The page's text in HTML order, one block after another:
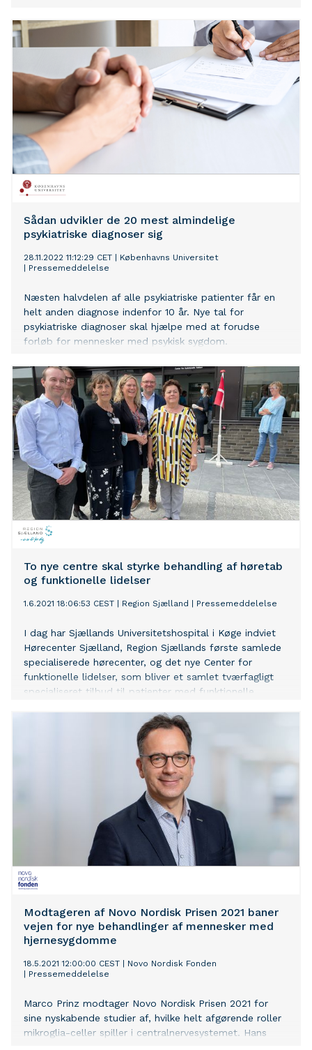
Sådan udvikler de 20 mest almindelige
psykiatriske diagnoser sig
28.11.2022 11:12:29 CET
Københavns Universitet
Pressemeddelelse
Næsten halvdelen af alle psykiatriske patienter får en
helt anden diagnose indenfor 10 år. Nye tal for
psykiatriske diagnoser skal hjælpe med at forudse
forløb for mennesker med psykisk sygdom.
To nye centre skal styrke behandling af høretab
og funktionelle lidelser
1.6.2021 18:06:53 CEST Region Sjælland Pressemeddelelse
I dag har Sjællands Universitetshospital i Køge indviet
Hørecenter Sjælland, Region Sjællands første samlede
specialiserede hørecenter, og det nye Center for
funktionelle lidelser, som bliver et samlet tværfagligt
specialiseret tilbud til patienter med funktionelle
Modtageren af Novo Nordisk Prisen 2021 baner
vejen for nye behandlinger af mennesker med
hjernesygdomme
18.5.2021 12:00:00 CEST
Novo Nordisk Fonden
Pressemeddelelse
Marco Prinz modtager Novo Nordisk Prisen 2021 for
sine nyskabende studier af, hvilke helt afgørende roller
mikroglia-celler spiller i centralnervesystemet. Hans